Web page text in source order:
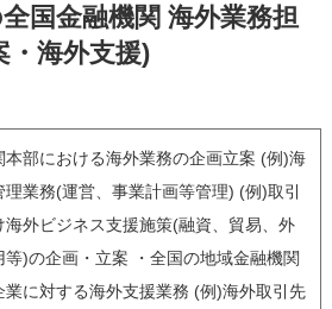
国金融機関 海外業務担
・海外支援)
本部における海外業務の企画立案 (例)海
業務(運営、事業計画等管理) (例)取引
海外ビジネス支援施策(融資、貿易、外
等)の企画・立案 ・全国の地域金融機関
業に対する海外支援業務 (例)海外取引先